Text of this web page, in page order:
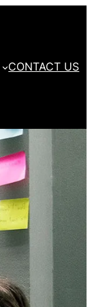
CONTACT US